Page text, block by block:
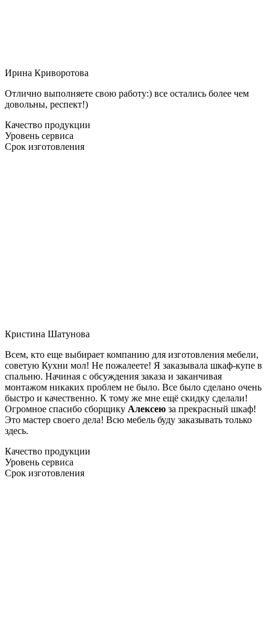
Ирина Криворотова
Отлично выполняете свою работу:) все остались более чем
довольны, респект!)
Качество продукции
Уровень сервиса
Срок изготовления
Кристина Шатунова
Всем, кто еще выбирает компанию для изготовления мебели,
советую Кухни мол! Не пожалеете! Я заказывала шкаф-купе в
спальню. Начиная с обсуждения заказа и заканчивая
монтажом никаких проблем не было. Все было сделано очень
быстро и качественно. К тому же мне ещё скидку сделали!
Огромное спасибо сборщику Алексею за прекрасный шкаф!
Это мастер своего дела! Всю мебель буду заказывать только
здесь.
Качество продукции
Уровень сервиса
Срок изготовления